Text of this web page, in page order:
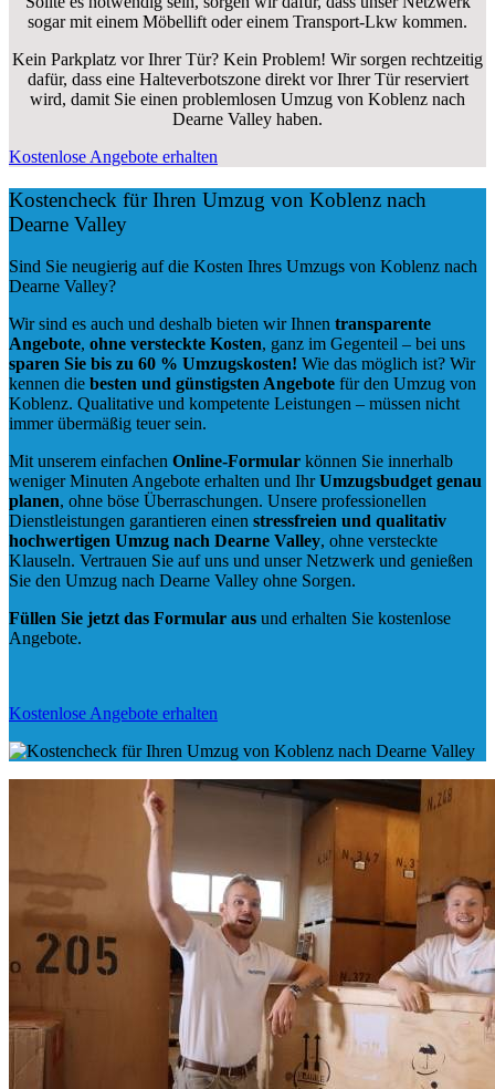
sogar mit einem Möbellift oder einem Transport-Lkw kommen.
Kein Parkplatz vor Ihrer Tür? Kein Problem! Wir sorgen rechtzeitig
dafür, dass eine Halteverbotszone direkt vor Ihrer Tür reserviert
wird, damit Sie einen problemlosen Umzug von Koblenz nach
Dearne Valley haben.
Kostenlose Angebote erhalten
Kostencheck für Ihren Umzug von Koblenz nach
Dearne Valley
Sind Sie neugierig auf die Kosten Ihres Umzugs von Koblenz nach
Dearne Valley?
Wir sind es auch und deshalb bieten wir Ihnen transparente
Angebote, ohne versteckte Kosten, ganz im Gegenteil – bei uns
sparen Sie bis zu 60 % Umzugskosten! Wie das möglich ist? Wir
kennen die besten und günstigsten Angebote für den Umzug von
Koblenz. Qualitative und kompetente Leistungen – müssen nicht
immer übermäßig teuer sein.
Mit unserem einfachen Online-Formular können Sie innerhalb
weniger Minuten Angebote erhalten und IhrUmzugsbudget genau
planen, ohne böse Überraschungen. Unsere professionellen
Dienstleistungen garantieren einen stressfreien und qualitativ
hochwertigen Umzug nach Dearne Valley, ohne versteckte
Klauseln. Vertrauen Sie auf uns und unser Netzwerk und genießen
Sie den Umzug nach Dearne Valley ohne Sorgen.
Füllen Sie jetzt das Formular aus und erhalten Sie kostenlose
Angebote.
Kostenlose Angebote erhalten